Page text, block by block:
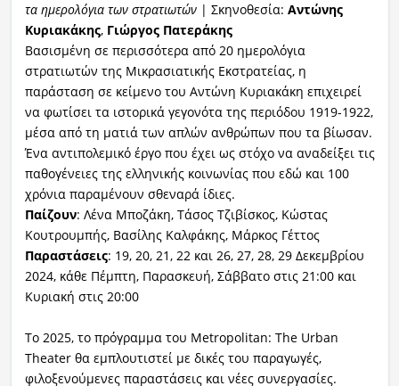
τα ημερολόγια των στρατιωτών| Σκηνοθεσία: Αντώνης
Κυριακάκης, Γιώργος Πατεράκης
Βασισμένη σε περισσότερα από 20 ημερολόγια
στρατιωτών της Μικρασιατικής Εκστρατείας, η
παράσταση σε κείμενο του Αντώνη Κυριακάκη επιχειρεί
να φωτίσει τα ιστορικά γεγονότα της περιόδου 1919-1922,
μέσα από τη ματιά των απλών ανθρώπων που τα βίωσαν.
Ένα αντιπολεμικό έργο που έχει ως στόχο να αναδείξει τις
παθογένειες της ελληνικής κοινωνίας που εδώ και 100
χρόνια παραμένουν σθεναρά ίδιες.
Παίζουν: Λένα Μποζάκη, Τάσος Τζιβίσκος, Κώστας
Κουτρουμπής, Βασίλης Καλφάκης, Μάρκος Γέττος
Παραστάσεις: 19, 20, 21, 22 και 26, 27, 28, 29 Δεκεμβρίου
2024, κάθε Πέμπτη, Παρασκευή, Σάββατο στις 21:00 και
Κυριακή στις 20:00
Το 2025, το πρόγραμμα του Metropolitan: The Urban
Theater θα εμπλουτιστεί με δικές του παραγωγές,
φιλοξενούμενες παραστάσεις και νέες συνεργασίες.